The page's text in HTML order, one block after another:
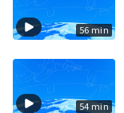
56 min
54 min